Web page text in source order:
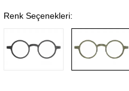
Renk Seçenekleri: